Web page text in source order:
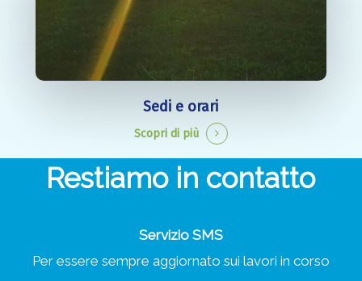
Sedi e orari
Scopri di più
Restiamo in contatto
Servizio SMS
Per essere sempre aggiornato sui lavori in corso